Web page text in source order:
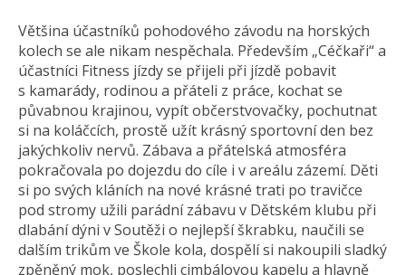
Většina účastníků pohodového závodu na horských
kolech se ale nikam nespěchala. Především „Céčkaři“ a
účastníci Fitness jízdy se přijeli při jízdě pobavit
s kamarády, rodinou a přáteli z práce, kochat se
půvabnou krajinou, vypít občerstvovačky, pochutnat
si na koláčcích, prostě užít krásný sportovní den bez
jakýchkoliv nervů. Zábava a přátelská atmosféra
pokračovala po dojezdu do cíle i v areálu zázemí. Děti
si po svých kláních na nové krásné trati po travičce
pod stromy užili parádní zábavu v Dětském klubu při
dlabání dýni v Soutěži o nejlepší škrabku, naučili se
dalším trikům ve Škole kola, dospělí si nakoupili sladký
zpěněný mok, poslechli cimbálovou kapelu a hlavně